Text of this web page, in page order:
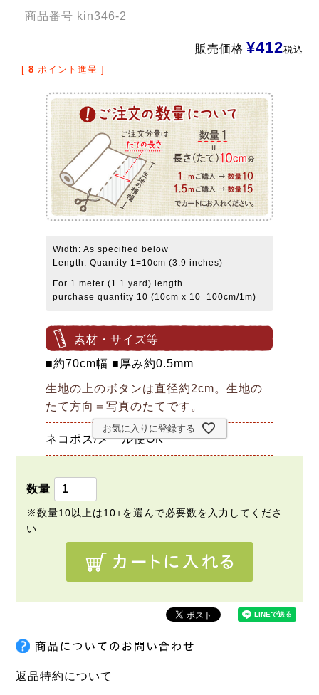
商品番号 kin346-2
販売価格 ¥412税込
[ 8 ポイント進呈 ]
Width: As specified below
Length: Quantity 1=10cm (3.9 inches)
For 1 meter (1.1 yard) length
purchase quantity 10 (10cm x 10=100cm/1m)
素材・サイズ等
■約70cm幅 ■厚み約0.5mm
生地の上のボタンは直径約2cm。生地の
たて方向＝写真のたてです。
ネコポス/メール便OK
お気に入りに登録する
返品特約について